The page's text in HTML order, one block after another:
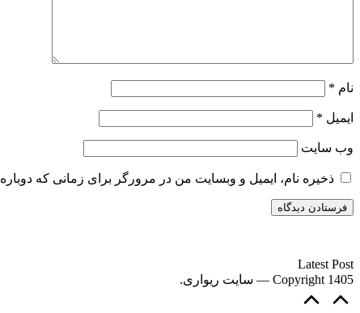
نام *
ایمیل *
وب‌ سایت
ذخیره نام، ایمیل و وبسایت من در مرورگر برای زمانی که
Latest Post
Copyright 1405 — سایت ریواری.